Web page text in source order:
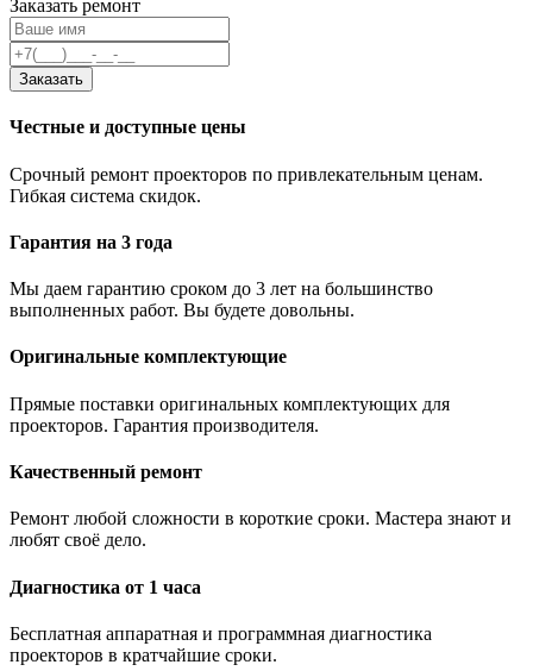
Заказать ремонт
Заказать
Честные и доступные цены
Срочный ремонт проекторов по привлекательным ценам.
Гибкая система скидок.
Гарантия на 3 года
Мы даем гарантию сроком до 3 лет на большинство
выполненных работ. Вы будете довольны.
Оригинальные комплектующие
Прямые поставки оригинальных комплектующих для
проекторов. Гарантия производителя.
Качественный ремонт
Ремонт любой сложности в короткие сроки. Мастера знают и
любят своё дело.
Диагностика от 1 часа
Бесплатная аппаратная и программная диагностика
проекторов в кратчайшие сроки.